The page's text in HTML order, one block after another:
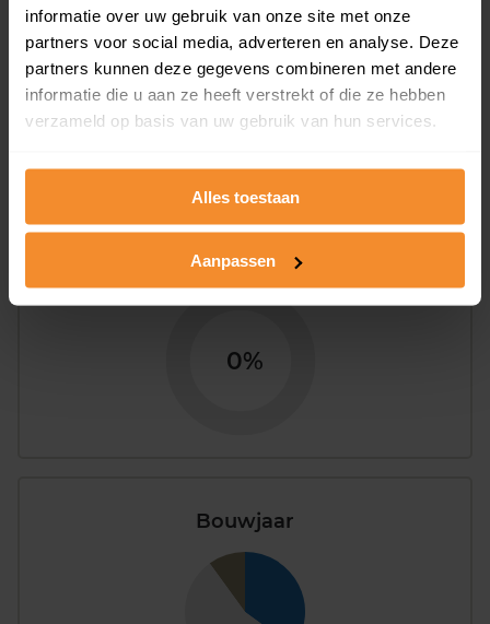
informatie over uw gebruik van onze site met onze
partners voor social media, adverteren en analyse. Deze
partners kunnen deze gegevens combineren met andere
informatie die u aan ze heeft verstrekt of die ze hebben
verzameld op basis van uw gebruik van hun services.
Alles toestaan
Aanpassen
68%
Koopwoningen
33%
Huurwoningen
Appartementen
aandeel van totale woningen
0%
Bouwjaar